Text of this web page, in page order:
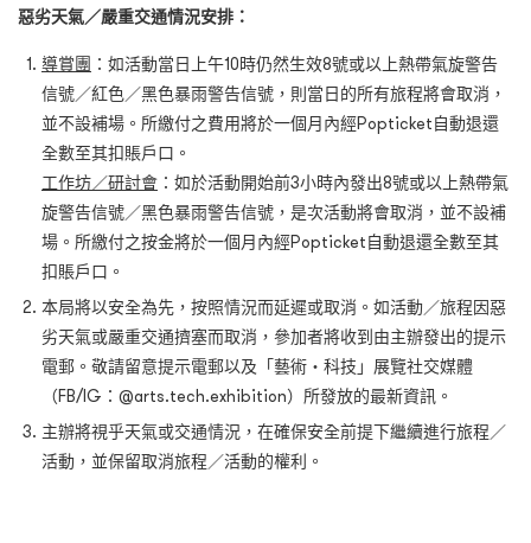
惡劣天氣／嚴重交通情況安排：
導賞團 ：如活動當日上午10時仍然生效8號或以上熱帶氣旋警告
信號／紅色／黑色暴雨警告信號，則當日的所有旅程將會取消，
並不設補場。所繳付之費用將於一個月內經Popticket自動退還
全數至其扣賬戶口。
工作坊／研討會 ：如於活動開始前3小時內發出8號或以上熱帶氣
旋警告信號／黑色暴雨警告信號，是次活動將會取消，並不設補
場。所繳付之按金將於一個月內經Popticket自動退還全數至其
扣賬戶口。
本局將以安全為先，按照情況而延遲或取消。如活動／旅程因惡
劣天氣或嚴重交通擠塞而取消，參加者將收到由主辦發出的提示
電郵。敬請留意提示電郵以及「藝術‧科技」展覽社交媒體
（FB/IG：@arts.tech.exhibition）所發放的最新資訊。
主辦將視乎天氣或交通情況，在確保安全前提下繼續進行旅程／
活動，並保留取消旅程／活動的權利。